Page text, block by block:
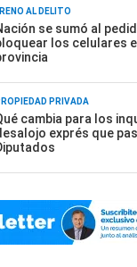
AL DELITO
se sumó al
los celulares
PRIVADA
cambia para los
exprés que